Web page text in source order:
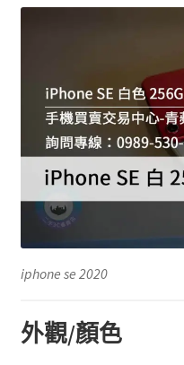
iphone se 2020
外觀/顏色